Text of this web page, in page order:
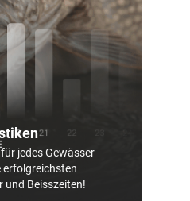
jedes Gewässer
erfolgreichsten
und Beisszeiten!